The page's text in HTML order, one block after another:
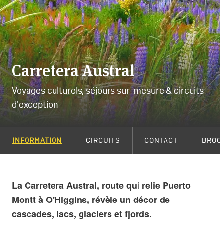
Carretera Austral
Voyages culturels, séjours sur-mesure & circuits
d'exception
INFORMATION CIRCUITS CONTACT
La Carretera Austral, route qui relie Puerto
Montt à O'Higgins, révèle un décor de
cascades, lacs, glaciers et fjords.